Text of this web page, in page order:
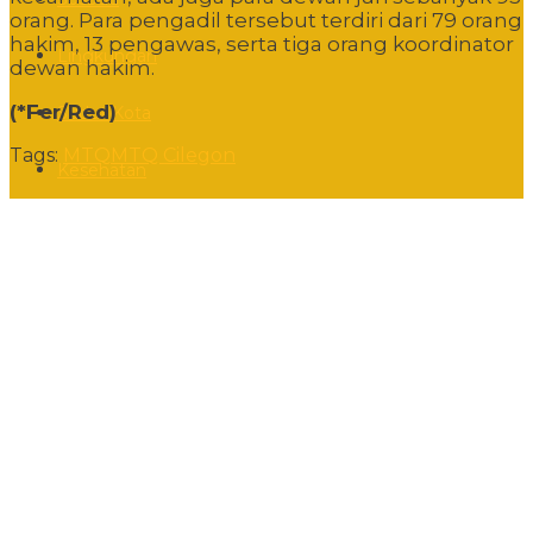
Lingkungan
Sudut Kota
orang. Para pengadil tersebut terdiri dari 79 orang
hakim, 13 pengawas, serta tiga orang koordinator
dewan hakim.
(*Fer/Red)
Tags: